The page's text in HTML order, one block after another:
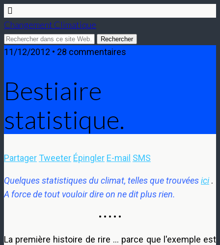
Changement Climatique
11/12/2012 • 28 commentaires
Bestiaire
statistique.
Partager Tweeter Épingler E-mail SMS
Quelques statistiques du climat, telles que trouvéesici.
A force de tout vouloir dire on ne dit plus rien.
• • • • •
La première histoire de rire … parce que l'exemple est